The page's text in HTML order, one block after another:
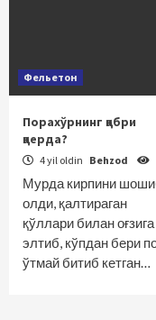
Фельетон
Порахўрнинг қабри
қаерда?
4 yil oldin Behzod
Мурда кирпини
олди, қалтираган
қўллари билан оғзига
элтиб, кўпдан бери
ўтмай битиб кетган…